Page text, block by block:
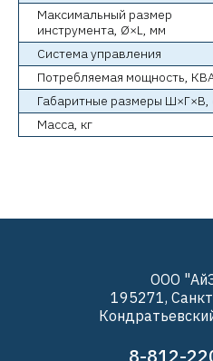
Максимальный размер
инструмента, Ø×L, мм
Система управления
Потребляемая мощность,
Габаритные размеры Ш×Г×В,
Масса, кг
ООО
195271,
8-812-